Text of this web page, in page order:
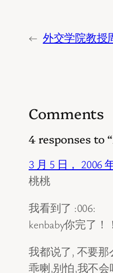
← 外交学院教授
Comments
4 responses to
3 月 5 日， 2006
桃桃
我看到了 :006:
kenbaby你完了！
我都说了, 不要那
乖喇,别怕,我不会